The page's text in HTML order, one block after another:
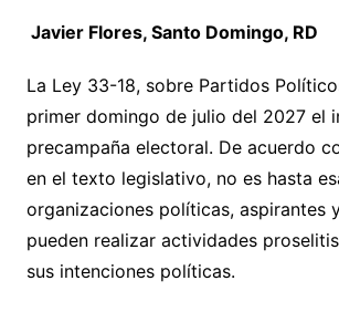
Javier Flores, Santo Domingo, RD
La Ley 33-18, sobre Partidos
primer domingo de julio del 2027 el
precampaña electoral. De acuerdo
en el texto legislativo, no es hasta
organizaciones políticas, aspirantes
pueden realizar actividades
sus intenciones políticas.